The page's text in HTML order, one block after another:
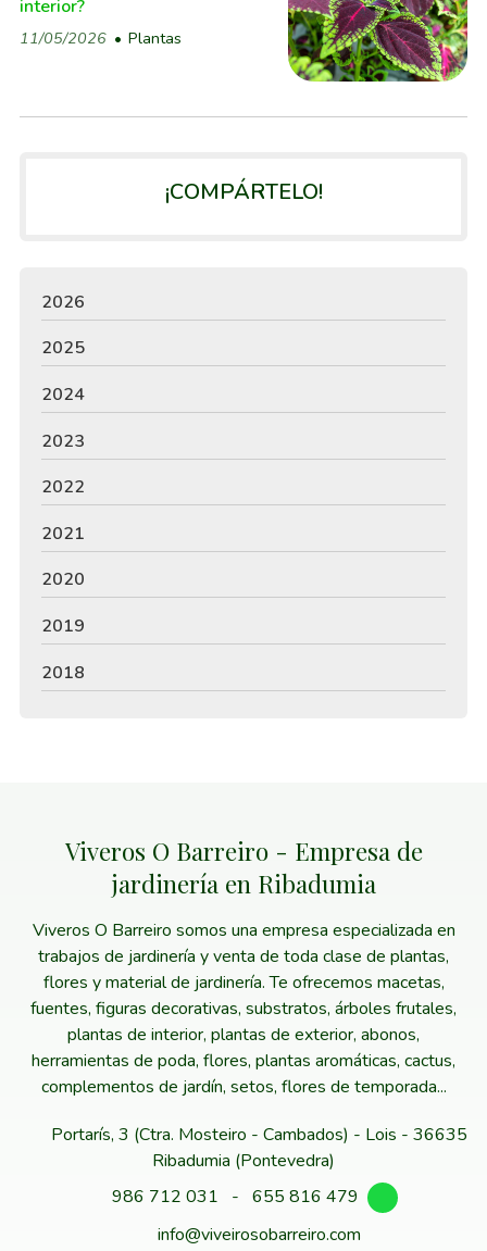
interior?
11/05/2026 Plantas
¡COMPÁRTELO!
2026
2025
2024
2023
2022
2021
2020
2019
2018
Viveros O Barreiro - Empresa de
jardinería en Ribadumia
Viveros O Barreiro somos una empresa especializada en
trabajos de jardinería y venta de toda clase de plantas,
flores y material de jardinería. Te ofrecemos macetas,
fuentes, figuras decorativas, substratos, árboles frutales,
plantas de interior, plantas de exterior, abonos,
herramientas de poda, flores, plantas aromáticas, cactus,
complementos de jardín, setos, flores de temporada...
Portarís, 3 (Ctra. Mosteiro - Cambados) - Lois - 36635
Ribadumia (Pontevedra)
986 712 031
- 655 816 479
info@viveirosobarreiro.com